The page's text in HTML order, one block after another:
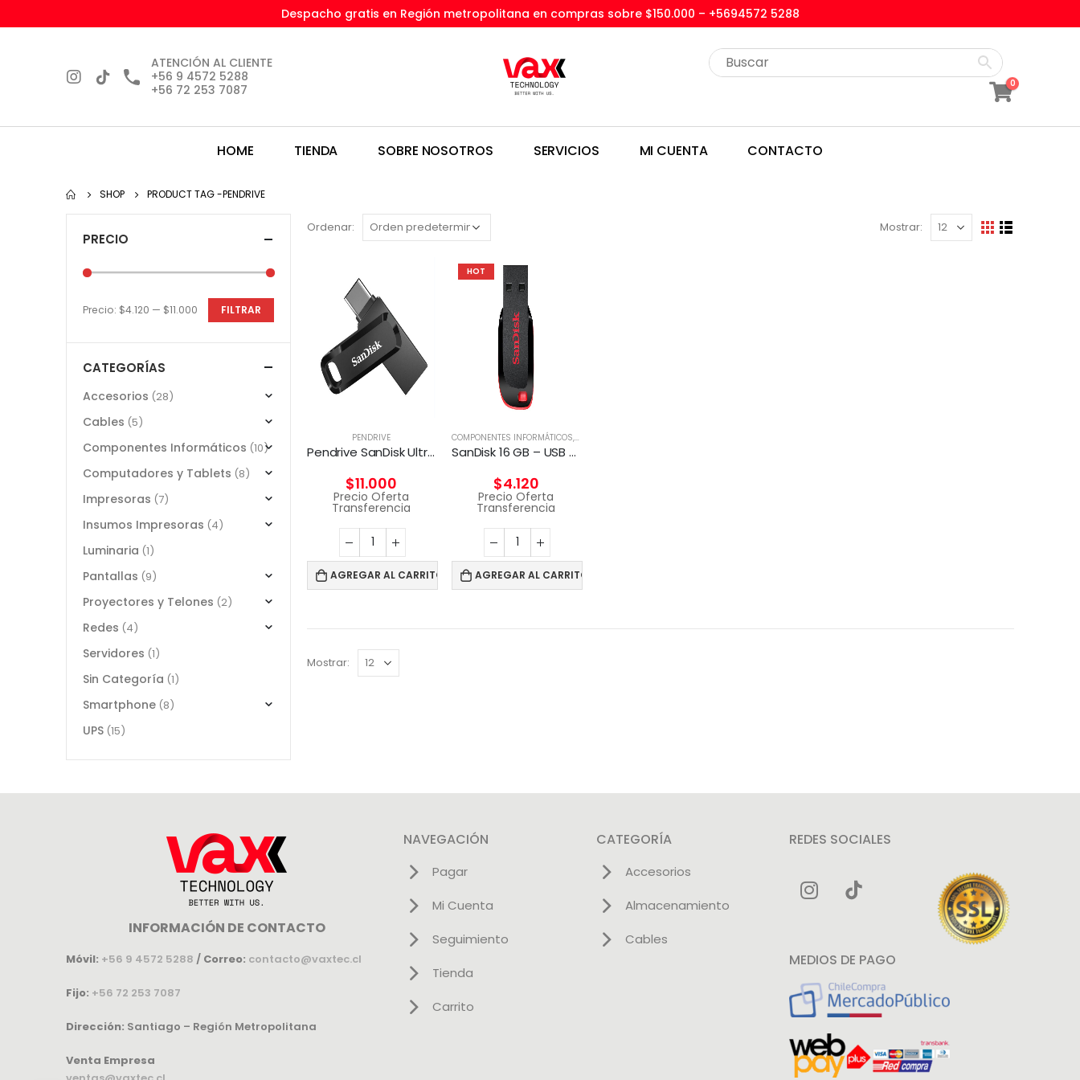
Despacho gratis en Región metropolitana en compras sobre $150.000 – +5694572 5288
ATENCIÓN AL CLIENTE
+56 9 4572 5288
+56 72 253 7087
0
HOME TIENDA SOBRE NOSOTROS SERVICIOS MI CUENTA CONTACTO
SHOP PRODUCT TAG -PENDRIVE
Ordenar: Mostrar:
PENDRIVE
Pendrive SanDisk Ultra Dual Drive Go 32GB 3.1 Gen 1 USB -C
$11.000
Precio Oferta
Transferencia
AGREGAR AL CARRITO
HOT
COMPONENTES INFORMÁTICOS, PENDRIVE
SanDisk 16 GB – USB 2.0
$4.120
Precio Oferta
Transferencia
AGREGAR AL CARRITO
Mostrar:
PRECIO
FILTRAR
Precio: $4.120 — $11.000
CATEGORÍAS
Accesorios (28)
Cables (5)
Componentes Informáticos (10)
Computadores y Tablets (8)
Impresoras (7)
Insumos Impresoras (4)
Luminaria (1)
Pantallas (9)
Proyectores y Telones (2)
Redes (4)
Servidores (1)
Sin Categoría (1)
Smartphone (8)
UPS (15)
INFORMACIÓN DE CONTACTO
Móvil: +56 9 4572 5288 / Correo: contacto@vaxtec.cl
Fijo: +56 72 253 7087
Dirección: Santiago – Región Metropolitana
Venta Empresa
NAVEGACIÓN
Pagar
Mi Cuenta
Seguimiento
Tienda
Carrito
CATEGORÍA
Accesorios
Almacenamiento
Cables
REDES SOCIALES
MEDIOS DE PAGO